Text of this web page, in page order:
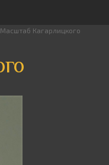
Масштаб Кагарлицкого